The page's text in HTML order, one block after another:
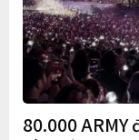
80.000